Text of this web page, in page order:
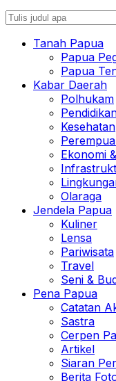
Tanah Papua
Papua
Papua
Kabar Daerah
Polhukam
Kesehatan
Ekonomi
Olaraga
Jendela Papua
Kuliner
Lensa
Pariwisata
Travel
Seni &
Pena Papua
Catatan
Sastra
Cerpen
Artikel
Siaran
Berita